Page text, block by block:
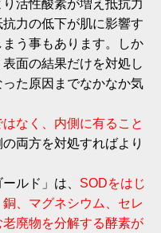
活性酸素が増え抵抗力
力の低下が肌に影響す
う事もあります。しか
面の結果だけを対処し
た原因までなかなか気
なく、内側に有ること
両方を対処すればより
ルド」は、 SODをはじ
、マグネシウム、セレ
廃物を分解する酵素が